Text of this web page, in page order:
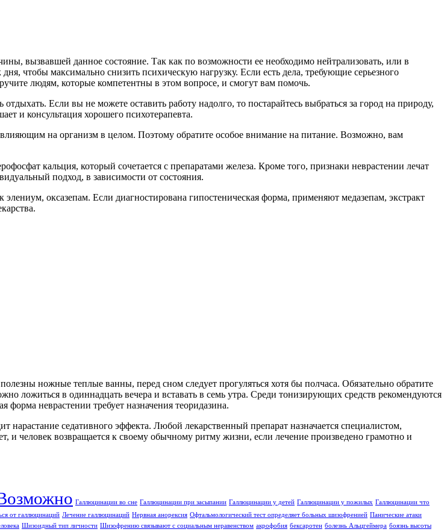
вызвавшей данное состояние. Так как по возможности ее необходимо нейтрализовать, или в
чтобы максимально снизить психическую нагрузку. Если есть дела, требующие серьезного
людям, которые компетентны в этом вопросе, и смогут вам помочь.
Если вы не можете оставить работу надолго, то постарайтесь выбраться за город на природу,
и консультация хорошего психотерапевта.
на организм в целом. Поэтому обратите особое внимание на питание. Возможно, вам
кальция, который сочетается с препаратами железа. Кроме того, признаки неврастении лечат
подход, в зависимости от состояния.
элениум, оксазепам. Если диагностирована гипостеническая форма, применяют медазепам, экстракт
полезны ножные теплые ванны, перед сном следует прогуляться хотя бы полчаса. Обязательно обратите
ложиться в одиннадцать вечера и вставать в семь утра. Среди тонизирующих средств рекомендуются
неврастении требует назначения теоридазина.
седативного эффекта. Любой лекарственный препарат назначается специалистом,
и человек возвращается к своему обычному ритму жизни, если лечение произведено грамотно и
Галлюцинации во сне Галлюцинации при засыпании Галлюцинации у детей Галлюцинации у пожилых Галлюцинации что
от галлюцинаций Лечение галлюцинаций Нервная анорексия Офтальмологический тест определяет больных шизофренией Панические атаки
Шизоидный тип личности Шизофрению связывают с социальным неравенством акрофобия бексаротен болезнь Альцгеймера боязнь высоты